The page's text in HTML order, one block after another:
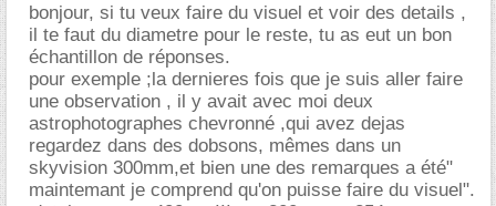
bonjour, si tu veux faire du visuel et voir des details ,
il te faut du diametre pour le reste, tu as eut un bon
échantillon de réponses.
pour exemple ;la dernieres fois que je suis aller faire
une observation , il y avait avec moi deux
astrophotographes chevronné ,qui avez dejas
regardez dans des dobsons, mêmes dans un
skyvision 300mm,et bien une des remarques a été"
maintemant je comprend qu'on puisse faire du visuel".